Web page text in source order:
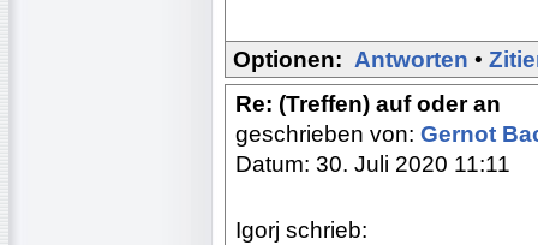
Optionen: Antworten •
Re: (Treffen) auf oder an
geschrieben von: Gernot
Datum: 30. Juli 2020 11:11
Igorj schrieb: